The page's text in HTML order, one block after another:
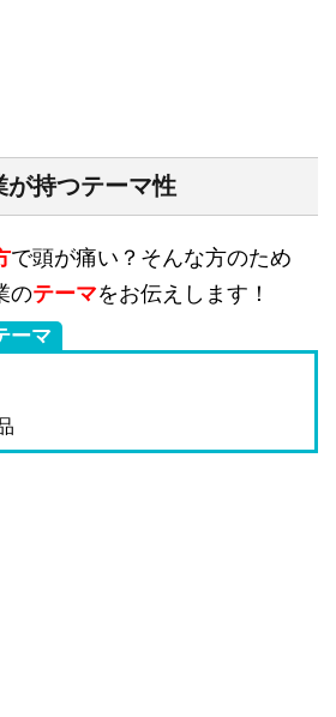
が持つテーマ性
で頭が痛い？そんな方のため
のテーマをお伝えします！
ーマ